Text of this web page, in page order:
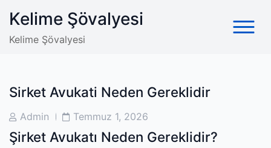
content
Kelime Şövalyesi
Kelime Şövalyesi
Sirket Avukati Neden Gereklidir
PostAdmin
PostTemmuz 1, 2026
Şirket Avukatı Neden Gereklidir?